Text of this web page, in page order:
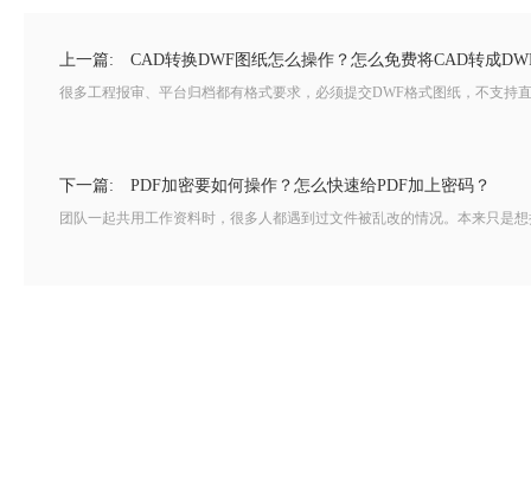
上一篇: CAD转换DWF图纸怎么操作？怎么免费将CAD转成
很多工程报审、平台归档都有格式要求，必须提交DWF格式图纸，不支
下一篇: PDF加密要如何操作？怎么快速给PDF加上密码？
团队一起共用工作资料时，很多人都遇到过文件被乱改的情况。本来只是